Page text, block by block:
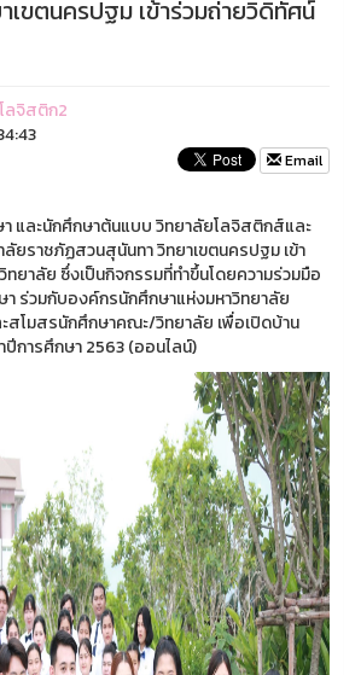
เขตนครปฐม เข้าร่วมถ่ายวิดิทัศน์
ลจิสติก2
Email
และนักศึกษาต้นแบบ วิทยาลัยโลจิสติกส์และ
ยราชภัฏสวนสุนันทา วิทยาเขตนครปฐม เข้า
ทยาลัย ซึ่งเป็นกิจกรรมที่ทำขึ้นโดยความร่วมมือ
ร่วมกับองค์กรนักศึกษาแห่งมหาวิทยาลัย
สโมสรนักศึกษาคณะ/วิทยาลัย เพื่อเปิดบ้าน
การศึกษา 2563 (ออนไลน์)